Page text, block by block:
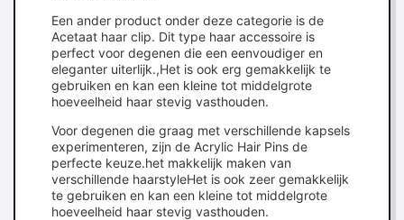
Een ander product onder deze categorie is de
Acetaat haar clip. Dit type haar accessoire is
perfect voor degenen die een eenvoudiger en
eleganter uiterlijk.,Het is ook erg gemakkelijk te
gebruiken en kan een kleine tot middelgrote
hoeveelheid haar stevig vasthouden.
Voor degenen die graag met verschillende kapsels
experimenteren, zijn de Acrylic Hair Pins de
perfecte keuze.het makkelijk maken van
verschillende haarstyleHet is ook zeer gemakkelijk
te gebruiken en kan een kleine tot middelgrote
hoeveelheid haar stevig vasthouden.